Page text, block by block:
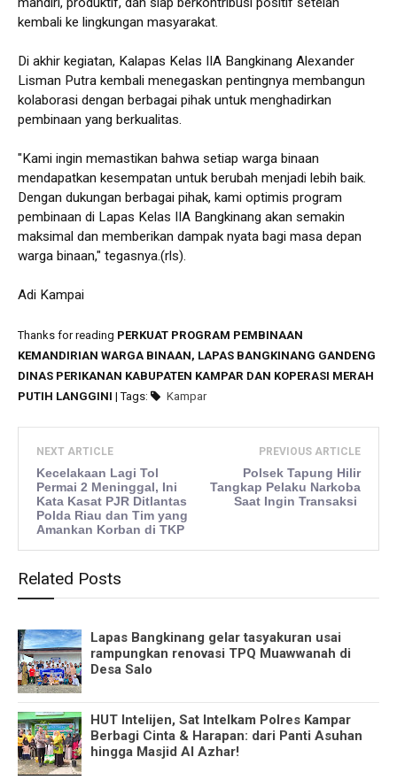
kembali ke lingkungan masyarakat.
Di akhir kegiatan, Kalapas Kelas IIA Bangkinang Alexander
Lisman Putra kembali menegaskan pentingnya membangun
kolaborasi dengan berbagai pihak untuk menghadirkan
pembinaan yang berkualitas.
"Kami ingin memastikan bahwa setiap warga binaan
mendapatkan kesempatan untuk berubah menjadi lebih baik.
Dengan dukungan berbagai pihak, kami optimis program
pembinaan di Lapas Kelas IIA Bangkinang akan semakin
maksimal dan memberikan dampak nyata bagi masa depan
warga binaan," tegasnya.(rls).
Adi Kampai
Thanks for reading PERKUAT PROGRAM PEMBINAAN
KEMANDIRIAN WARGA BINAAN, LAPAS BANGKINANG GANDENG
DINAS PERIKANAN KABUPATEN KAMPAR DAN KOPERASI MERAH
PUTIH LANGGINI | Tags: Kampar
NEXT ARTICLE
Kecelakaan Lagi Tol
Permai 2 Meninggal, Ini
Kata Kasat PJR Ditlantas
Polda Riau dan Tim yang
Amankan Korban di TKP
PREVIOUS ARTICLE
Polsek Tapung Hilir
Tangkap Pelaku Narkoba
Saat Ingin Transaksi
Related Posts
Lapas Bangkinang gelar tasyakuran usai
rampungkan renovasi TPQ Muawwanah di
Desa Salo
HUT Intelijen, Sat Intelkam Polres Kampar
Berbagi Cinta & Harapan: dari Panti Asuhan
hingga Masjid Al Azhar!